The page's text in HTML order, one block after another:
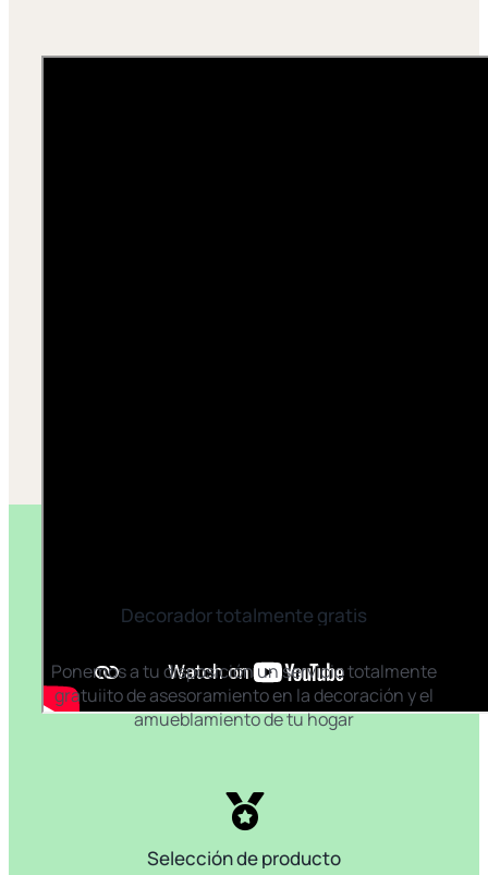
Decorador totalmente gratis
Ponemos a tu disposición un servicio totalmente
gratuiito de asesoramiento en la decoración y el
amueblamiento de tu hogar
Selección de producto